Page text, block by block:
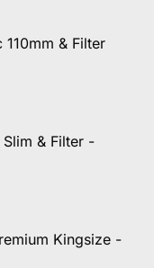
110mm & Filter
& Filter -
Kingsize -